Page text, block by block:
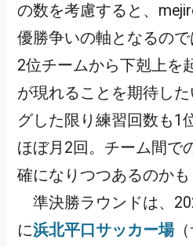
の数を考慮すると、
優勝争いの軸となるの
2位チームから下剋上を
が現れることを期待し
グした限り練習回数も1
ほぼ月2回。チーム間で
確になりつつあるのかも
準決勝ラウンドは、
に浜北平口サッカー場（